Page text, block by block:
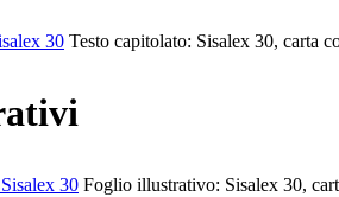
30 Testo capitolato: Sisalex 30, carta
30 Foglio illustrativo: Sisalex 30,